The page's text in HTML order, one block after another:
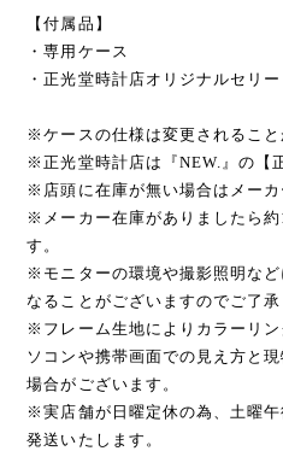
【付属品】
・専用ケース
・正光堂時計店オリジナルセリー
※ケースの仕様は変更されること
※正光堂時計店は『NEW.』の【
※店頭に在庫が無い場合はメーカ
※メーカー在庫がありましたら約
す。
※モニターの環境や撮影照明な
なることがございますのでご了承
※フレーム生地によりカラーリ
ソコンや携帯画面での見え方と
場合がございます。
※実店舗が日曜定休の為、土曜
発送いたします。